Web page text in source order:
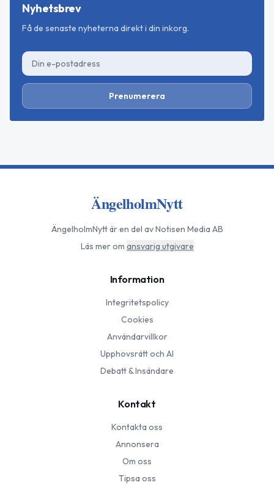
Nyhetsbrev
Få de senaste nyheterna direkt i din inkorg.
Prenumerera
ÄngelholmNytt
ÄngelholmNyttär en del av Notisen Media AB
Läs mer om ansvarig utgivare
Information
Integritetspolicy
Cookies
Användarvillkor
Upphovsrätt och AI
Debatt & Insändare
Kontakt
Kontakta oss
Annonsera
Om oss
Tipsa oss